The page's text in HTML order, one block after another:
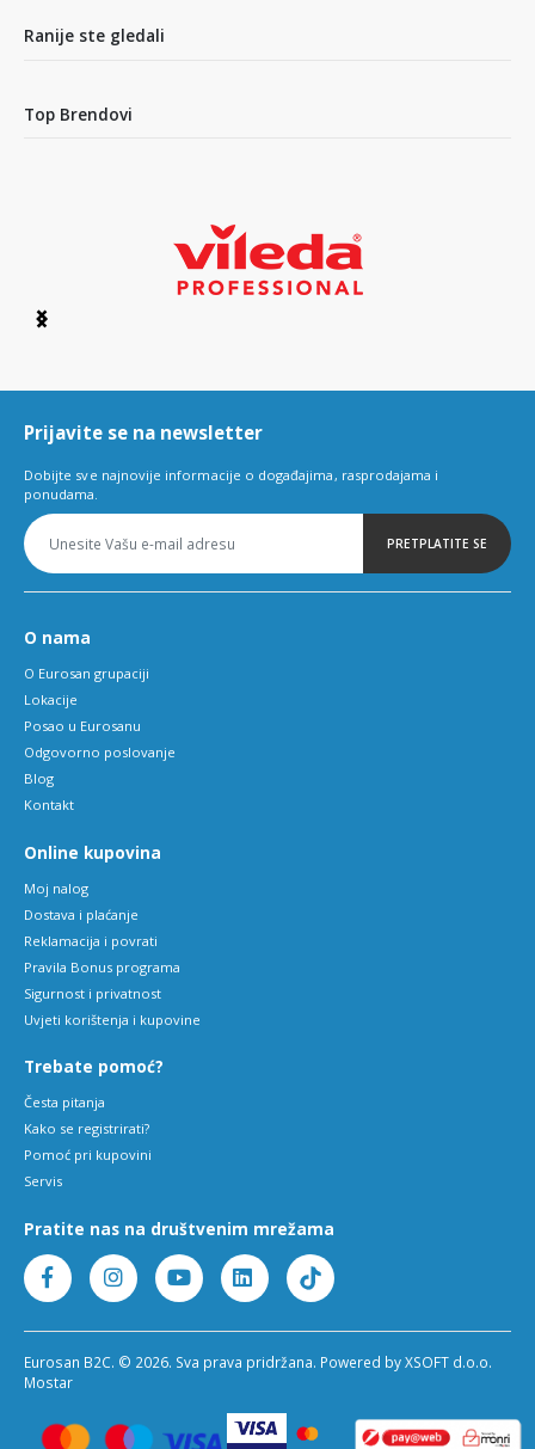
3
Ranije ste gledali
Top Brendovi
Item
6
Prijavite se na newsletter
Dobijte sve najnovije informacije o događajima, rasprodajama i
ponudama.
PRETPLATITE SE
O nama
O Eurosan grupaciji
Lokacije
Posao u Eurosanu
Odgovorno poslovanje
Blog
Kontakt
Online kupovina
Moj nalog
Dostava i plaćanje
Reklamacija i povrati
Pravila Bonus programa
Sigurnost i privatnost
Uvjeti korištenja i kupovine
Trebate pomoć?
Česta pitanja
Kako se registrirati?
Pomoć pri kupovini
Servis
Pratite nas na društvenim mrežama
Eurosan B2C. © 2026. Sva prava pridržana. Powered by XSOFT d.o.o.
Mostar